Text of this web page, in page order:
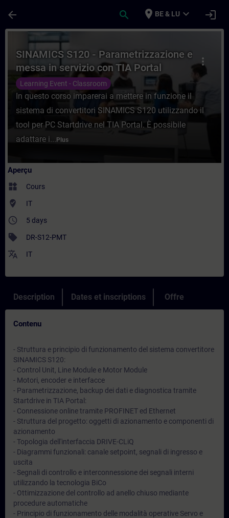
arrow_back search place BE & LU expand_more login
Cours - SINAMICS S120 -
more_vert
SINAMICS S120 - Parametrizzazione e
messa in servizio con TIA Portal
Learning Event - Classroom
In questo corso imparerai a mettere in funzione il
sistema di convertitori SINAMICS S120 utilizzando il
tool per PC Startdrive nel TIA Portal. È possibile
adattare i... Plus
Aperçu
widgets Cours
where_to_vote IT
access_time 5 days
sell DR-S12-PMT
translate IT
Description Dates et inscriptions Offre
Contenu
- Struttura e principio di funzionamento del sistema convertitore
SINAMICS S120:
- Control Unit, Line Module e Motor Module
- Motori, encoder e interfacce
- Parametrizzazione, backup dei dati e diagnostica tramite
Startdrive in TIA Portal:
- Connessione online tramite PROFINET ed Ethernet
- Struttura del progetto: oggetti di azionamento e componenti di
azionamento
- Topologia dell'interfaccia DRIVE-CLiQ
- Diagrammi funzionali: canale setpoint, segnali di ingresso e
uscita
- Segnali di controllo e interconnessione dei segnali interni
utilizzando la tecnologia BiCo
- Ottimizzazione del controllo ad anello chiuso mediante
procedure automatiche
- Principio di funzionamento delle modalità operative Servo e